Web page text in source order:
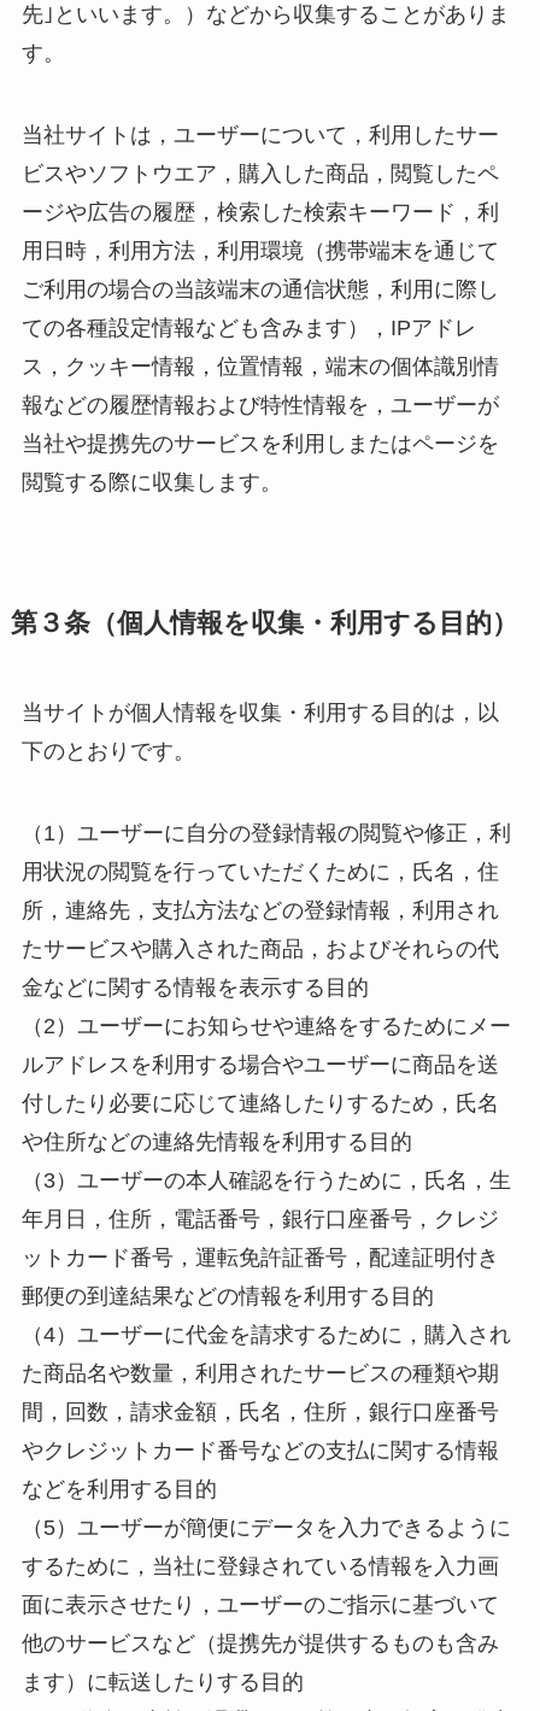
先｣といいます。）などから収集することがありま
す。
当社サイトは，ユーザーについて，利用したサー
ビスやソフトウエア，購入した商品，閲覧したペ
ージや広告の履歴，検索した検索キーワード，利
用日時，利用方法，利用環境（携帯端末を通じて
ご利用の場合の当該端末の通信状態，利用に際し
ての各種設定情報なども含みます），IPアドレ
ス，クッキー情報，位置情報，端末の個体識別情
報などの履歴情報および特性情報を，ユーザーが
当社や提携先のサービスを利用しまたはページを
閲覧する際に収集します。
第３条（個人情報を収集・利用する目的）
当サイトが個人情報を収集・利用する目的は，以
下のとおりです。
（1）ユーザーに自分の登録情報の閲覧や修正，利
用状況の閲覧を行っていただくために，氏名，住
所，連絡先，支払方法などの登録情報，利用され
たサービスや購入された商品，およびそれらの代
金などに関する情報を表示する目的
（2）ユーザーにお知らせや連絡をするためにメー
ルアドレスを利用する場合やユーザーに商品を送
付したり必要に応じて連絡したりするため，氏名
や住所などの連絡先情報を利用する目的
（3）ユーザーの本人確認を行うために，氏名，生
年月日，住所，電話番号，銀行口座番号，クレジ
ットカード番号，運転免許証番号，配達証明付き
郵便の到達結果などの情報を利用する目的
（4）ユーザーに代金を請求するために，購入され
た商品名や数量，利用されたサービスの種類や期
間，回数，請求金額，氏名，住所，銀行口座番号
やクレジットカード番号などの支払に関する情報
などを利用する目的
（5）ユーザーが簡便にデータを入力できるように
するために，当社に登録されている情報を入力画
面に表示させたり，ユーザーのご指示に基づいて
他のサービスなど（提携先が提供するものも含み
ます）に転送したりする目的